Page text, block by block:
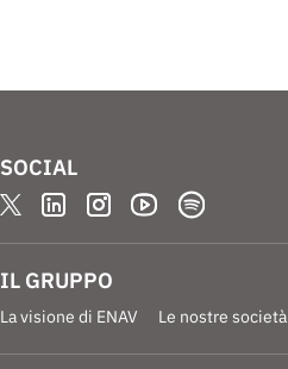
SOCIAL
IL GRUPPO
La visione di ENAV Le nostre società